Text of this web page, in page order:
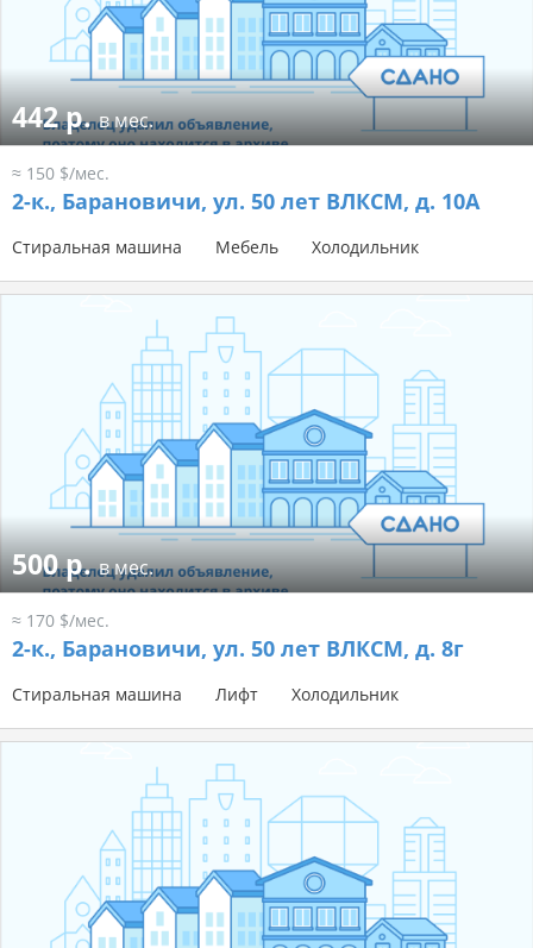
442 р.в мес.
≈ 150 $/мес.
2-к., Барановичи, ул. 50 лет ВЛКСМ, д. 10А
Стиральная машина Мебель Холодильник
500 р.в мес.
≈ 170 $/мес.
2-к., Барановичи, ул. 50 лет ВЛКСМ, д. 8г
Стиральная машина Лифт Холодильник